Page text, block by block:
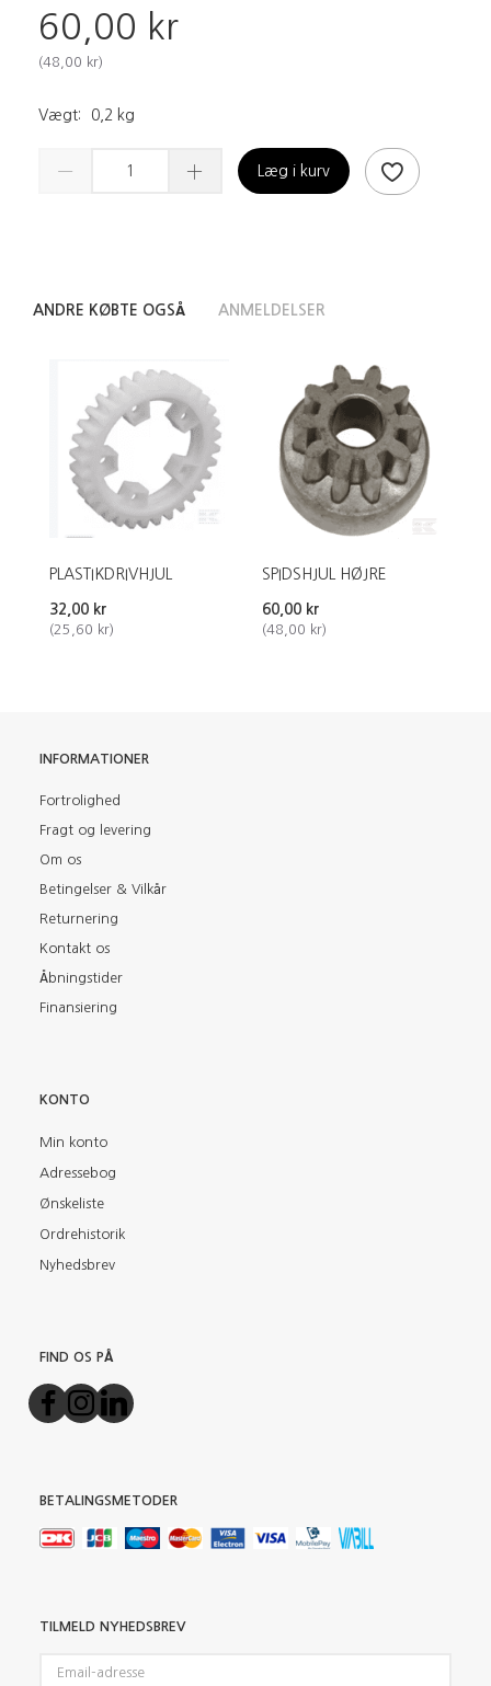
60,00 kr
(48,00 kr)
Vægt: 0,2 kg
Læg i kurv
ANDRE KØBTE OGSÅ ANMELDELSER
PLASTIKDRIVHJUL
32,00 kr
(25,60 kr)
SPIDSHJUL HØJRE
60,00 kr
(48,00 kr)
INFORMATIONER
Fortrolighed
Fragt og levering
Om os
Betingelser & Vilkår
Returnering
Kontakt os
Åbningstider
Finansiering
KONTO
Min konto
Adressebog
Ønskeliste
Ordrehistorik
Nyhedsbrev
FIND OS PÅ
BETALINGSMETODER
TILMELD NYHEDSBREV
adresse